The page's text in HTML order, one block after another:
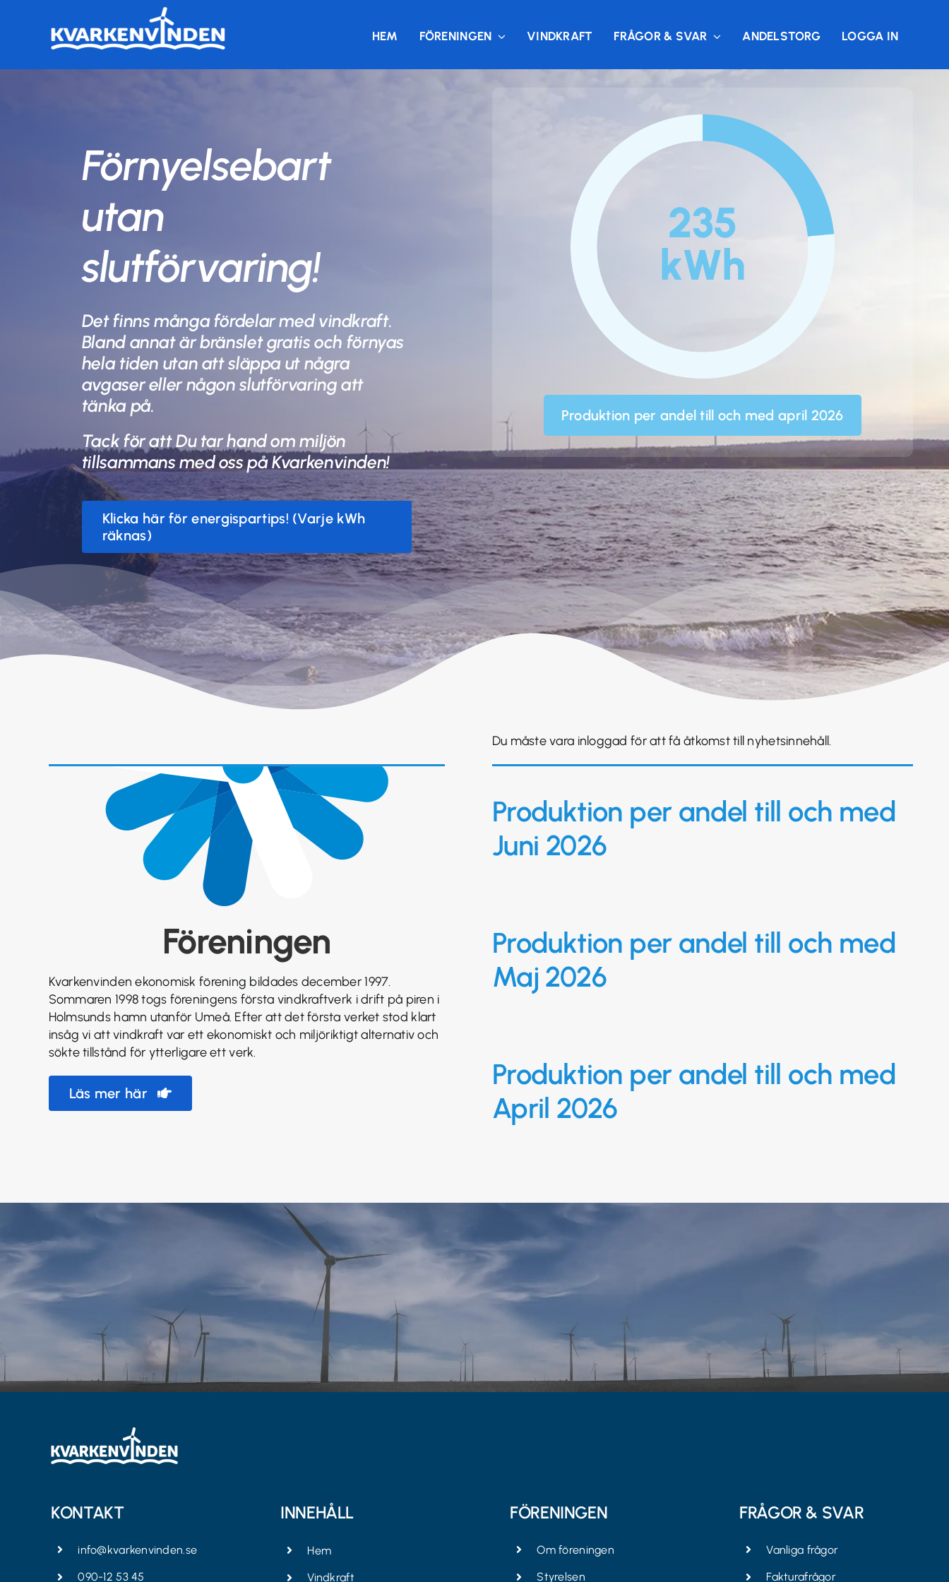
innehållet
HEM FÖRENINGEN VINDKRAFT FRÅGOR & SVAR ANDELSTORG LOGGA IN
Förnyelsebart
utan
slutförvaring!
Det finns många fördelar med vindkraft.
Bland annat är bränslet gratis och förnyas
hela tiden utan att släppa ut några
avgaser eller någon slutförvaring att
tänka på.
Tack för att Du tar hand om miljön
tillsammans med oss på Kvarkenvinden!
Klicka här för energispartips! (Varje kWh
räknas)
235
kWh
Produktion per andel till och med april 2026
Föreningen
Kvarkenvinden ekonomisk förening bildades december 1997.
Sommaren 1998 togs föreningens första vindkraftverk i drift på piren i
Holmsunds hamn utanför Umeå. Efter att det första verket stod klart
insåg vi att vindkraft var ett ekonomiskt och miljöriktigt alternativ och
sökte tillstånd för ytterligare ett verk.
Läs mer här
Du måste vara inloggad för att få åtkomst till nyhetsinnehåll.
Produktion per andel till och med
Juni 2026
Produktion per andel till och med
Maj 2026
Produktion per andel till och med
April 2026
KONTAKT
info@kvarkenvinden.se
090-12 53 45
INNEHÅLL
Hem
Vindkraft
FÖRENINGEN
Om föreningen
Styrelsen
FRÅGOR & SVAR
Vanliga frågor
Fakturafrågor